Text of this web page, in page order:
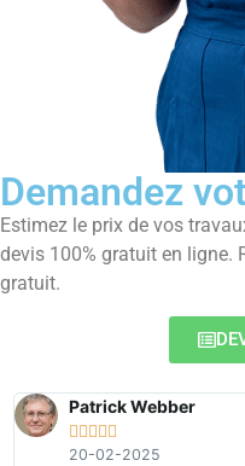
Demandez
Estimez le prix de vos
devis 100% gratuit en ligne.
gratuit.
Patrick Webber

20-02-2025